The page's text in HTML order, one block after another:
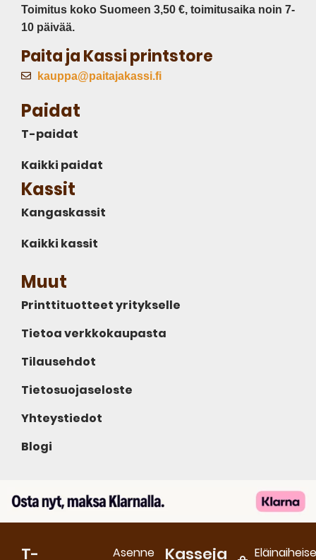
Toimitus koko Suomeen 3,50 €, toimitusaika noin 7-
10 päivää.
Paita ja Kassi printstore
kauppa@paitajakassi.fi
Paidat
T-paidat
Kaikki paidat
Kassit
Kangaskassit
Kaikki kassit
Muut
Printtituotteet yritykselle
Tietoa verkkokaupasta
Tilausehdot
Tietosuojaseloste
Yhteystiedot
Blogi
T-
Asenne
Kasseja